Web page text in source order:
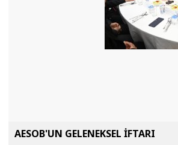
AESOB'UN GELENEKSEL İFTARI